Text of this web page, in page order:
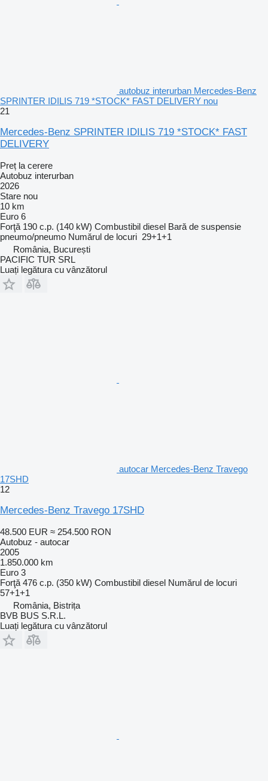
autobuz interurban Mercedes-Benz
SPRINTER IDILIS 719 *STOCK* FAST DELIVERY nou
21
Mercedes-Benz SPRINTER IDILIS 719 *STOCK* FAST
DELIVERY
Preț la cerere
Autobuz interurban
2026
Stare nou
10 km
Euro 6
Forţă 190 c.p. (140 kW) Combustibil diesel Bară de suspensie
pneumo/pneumo Numărul de locuri 29+1+1
România, București
PACIFIC TUR SRL
Luați legătura cu vânzătorul
autocar Mercedes-Benz Travego
17SHD
12
Mercedes-Benz Travego 17SHD
48.500 EUR ≈ 254.500 RON
Autobuz - autocar
2005
1.850.000 km
Euro 3
Forţă 476 c.p. (350 kW) Combustibil diesel Numărul de locuri
57+1+1
România, Bistrița
BVB BUS S.R.L.
Luați legătura cu vânzătorul